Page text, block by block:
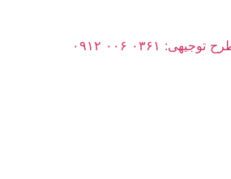
۰۳۶۱ ۰۰۶ ۰۹۱۲